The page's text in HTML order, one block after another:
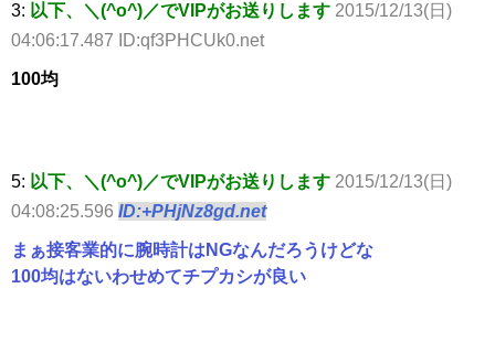
3: 以下、＼(^o^)／でVIPがお送りします 2015/12/13(日)
04:06:17.487 ID:qf3PHCUk0.net
100均
5: 以下、＼(^o^)／でVIPがお送りします 2015/12/13(日)
04:08:25.596 ID:+PHjNz8gd.net
まぁ接客業的に腕時計はNGなんだろうけどな
100均はないわせめてチプカシが良い